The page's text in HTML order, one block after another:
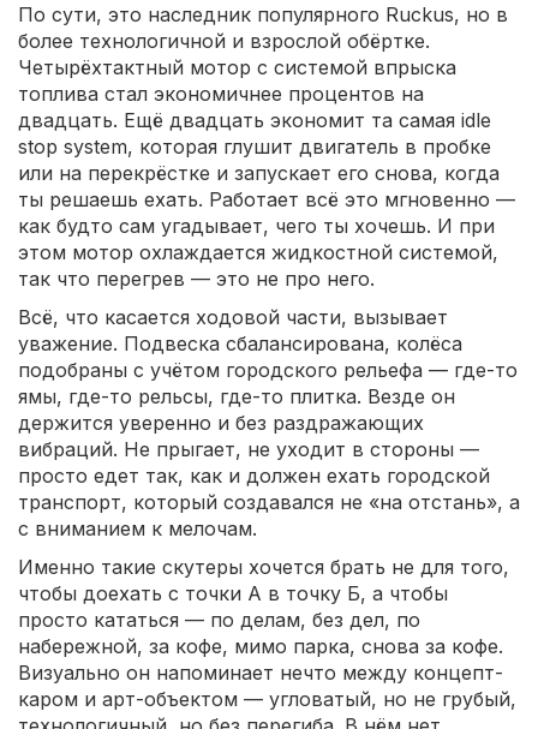
По сути, это наследник популярного Ruckus, но в
более технологичной и взрослой обёртке.
Четырёхтактный мотор с системой впрыска
топлива стал экономичнее процентов на
двадцать. Ещё двадцать экономит та самая idle
stop system, которая глушит двигатель в пробке
или на перекрёстке и запускает его снова, когда
ты решаешь ехать. Работает всё это мгновенно —
как будто сам угадывает, чего ты хочешь. И при
этом мотор охлаждается жидкостной системой,
так что перегрев — это не про него.
Всё, что касается ходовой части, вызывает
уважение. Подвеска сбалансирована, колёса
подобраны с учётом городского рельефа — где-то
ямы, где-то рельсы, где-то плитка. Везде он
держится уверенно и без раздражающих
вибраций. Не прыгает, не уходит в стороны —
просто едет так, как и должен ехать городской
транспорт, который создавался не «на отстань», а
с вниманием к мелочам.
Именно такие скутеры хочется брать не для того,
чтобы доехать с точки А в точку Б, а чтобы
просто кататься — по делам, без дел, по
набережной, за кофе, мимо парка, снова за кофе.
Визуально он напоминает нечто между концепт-
каром и арт-объектом — угловатый, но не грубый,